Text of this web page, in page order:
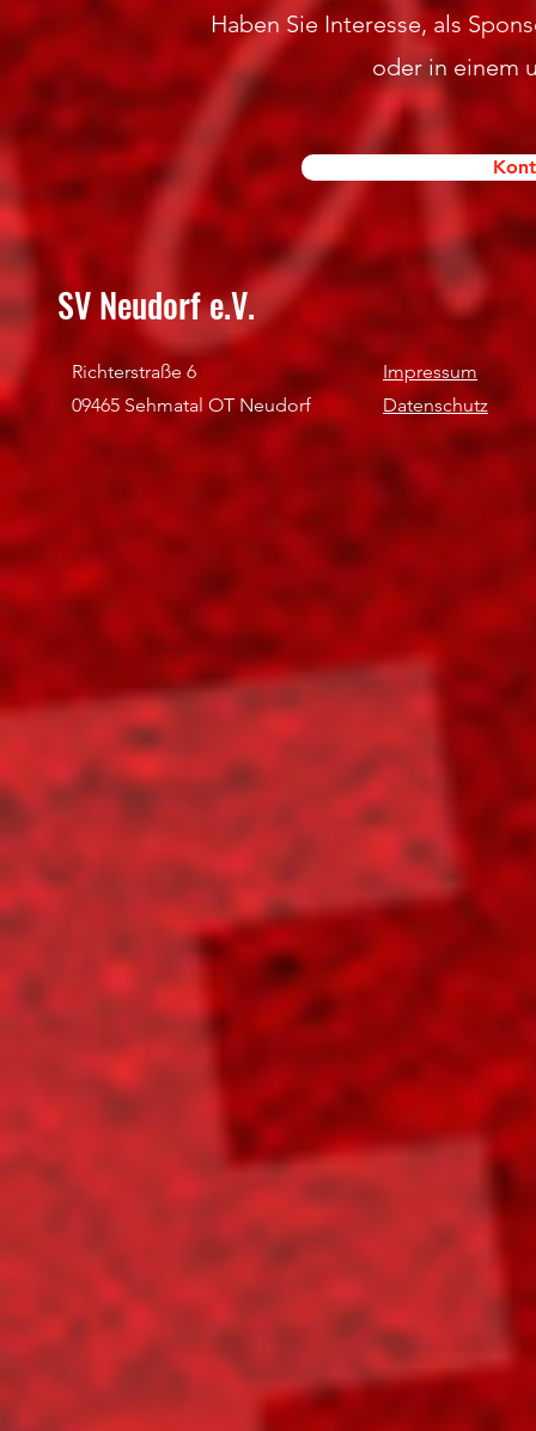
Haben Sie Interesse, als
oder in einem
SV Neudorf e.V.
Richterstraße 6
09465 Sehmatal OT Neudorf
Impressum
Datenschutz